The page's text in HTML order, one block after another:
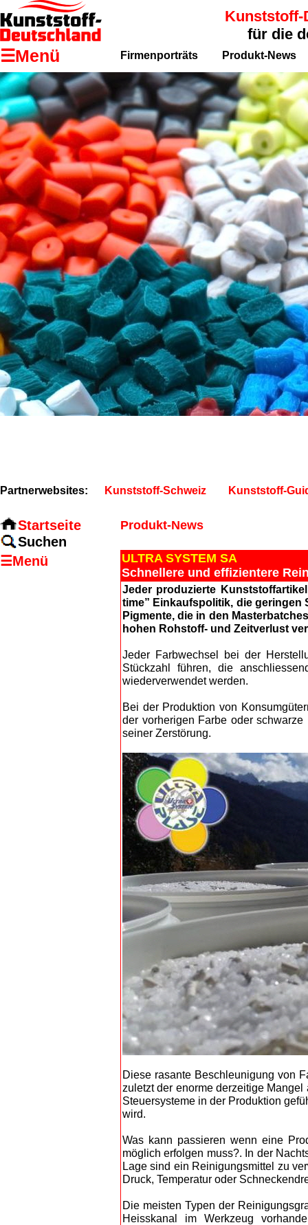
Produkt-News
ULTRA SYSTEM SA
Schnellere und effizientere
Jeder produzierte
time” Einkaufspolitik, die geringen
Pigmente, die in den
hohen Rohstoff- und Zeitverlust
Jeder Farbwechsel bei der
Stückzahl führen, die
wiederverwendet werden.
Bei der Produktion von
der vorherigen Farbe oder
seiner Zerstörung.
Diese rasante Beschleunigung von
zuletzt der enorme derzeitige
Steuersysteme in der Produktion
wird.
Was kann passieren wenn eine
möglich erfolgen muss?. In der
Lage sind ein Reinigungsmittel zu
Druck, Temperatur oder
Die meisten Typen der
Heisskanal im Werkzeug
Kunststoff-
für die
Startseite
Suchen
☰Menü
Partnerwebsites: Kunststoff-Schweiz Kunststoff-
☰Menü Firmenporträts Produkt-News